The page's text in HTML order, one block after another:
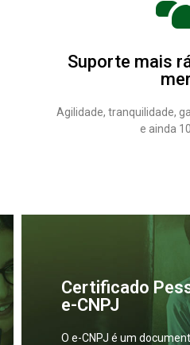
Suporte mais
Agilidade, tranquilidade,
e ainda
Certificado
e-CNPJ
O e-CNPJ é um